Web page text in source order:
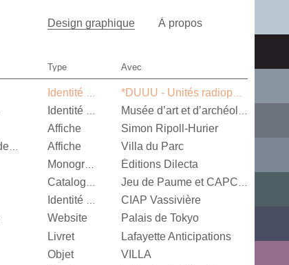
Design graphique À propos
Type Avec
Affiche
Simon Ripoll-Hurier
Alexandra Leykauf, Both Sides Now Affiche
Villa du Parc
Monographie
Éditions Dilecta
Catalogue d’exposition Jeu de Paume et CAPC Bordeaux
Identité visuelle
CIAP Vassivière
Website
Palais de Tokyo
Livret
Lafayette Anticipations
Objet
VILLA